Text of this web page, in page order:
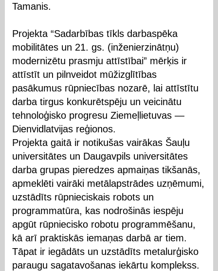
Tamanis.
Projekta “Sadarbības tīkls darbaspēka
mobilitātes un 21. gs. (inženierzinātņu)
modernizētu prasmju attīstībai” mērķis ir
attīstīt un pilnveidot mūžizglītības
pasākumus rūpniecības nozarē, lai attīstītu
darba tirgus konkurētspēju un veicinātu
tehnoloģisko progresu Ziemeļlietuvas —
Dienvidlatvijas reģionos.
Projekta gaitā ir notikušas vairākas Šauļu
universitātes un Daugavpils universitātes
darba grupas pieredzes apmaiņas tikšanās,
apmeklēti vairāki metālapstrādes uzņēmumi,
uzstādīts rūpnieciskais robots un
programmatūra, kas nodrošinās iespēju
apgūt rūpniecisko robotu programmēšanu,
kā arī praktiskās iemaņas darbā ar tiem.
Tāpat ir iegādāts un uzstādīts metalurģisko
paraugu sagatavošanas iekārtu komplekss.